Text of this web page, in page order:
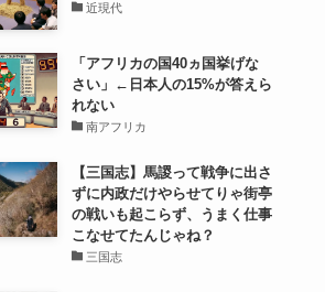
近現代
「アフリカの国40ヵ国挙げな
さい」←日本人の15%が答えら
れない
南アフリカ
【三国志】馬謖って戦争に出さ
ずに内政だけやらせてりゃ街亭
の戦いも起こらず、うまく仕事
こなせてたんじゃね？
三国志